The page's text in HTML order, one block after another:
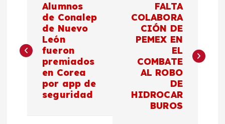
v
Alumnos
de Conalep
de Nuevo
León
fueron
premiados
en Corea
por app de
seguridad
FALTA
COLABORA
CIÓN DE
PEMEX EN
EL
COMBATE
AL ROBO
DE
HIDROCAR
BUROS